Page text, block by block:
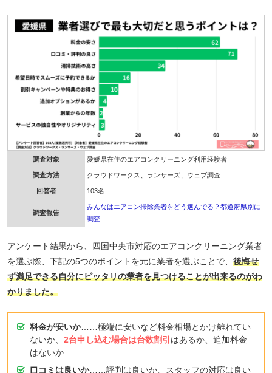
調査対象 愛媛県在住のエアコンクリーニング利用経験者
調査方法 クラウドワークス、ランサーズ、ウェブ調査
回答者 103名
調査報告
みんなはエアコン掃除業者をどう選んでる？都道府県別に
調査
アンケート結果から、四国中央市対応のエアコンクリーニング業者
を選ぶ際、下記の5つのポイントを元に業者を選ぶことで、 後悔せ
ず満足できる自分にピッタリの業者を見つけることが出来るのがわ
かりました。
料金が安いか……極端に安いなど料金相場とかけ離れてい
ないか、 2台申し込む場合は台数割引はあるか、追加料金
はないか
口コミは良いか……評判は良いか、スタッフの対応は良い